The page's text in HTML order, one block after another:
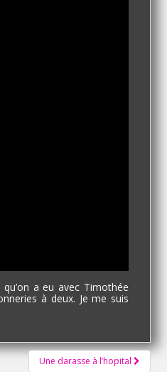
a eu avec Timothée
à deux. Je me suis
Une darasse à l’hopital